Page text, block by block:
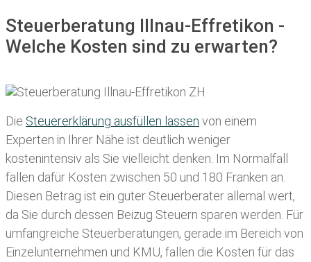
Steuerberatung Illnau-Effretikon -
Welche Kosten sind zu erwarten?
Die Steuererklärung ausfüllen lassen von einem
Experten in Ihrer Nähe ist deutlich weniger
kostenintensiv als Sie vielleicht denken. Im Normalfall
fallen dafür Kosten zwischen 50 und 180 Franken an.
Diesen Betrag ist ein guter Steuerberater allemal wert,
da Sie durch dessen Beizug Steuern sparen werden. Für
umfangreiche Steuerberatungen, gerade im Bereich von
Einzelunternehmen und KMU, fallen die Kosten für das